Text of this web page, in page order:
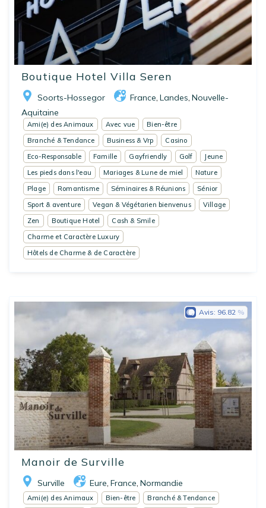
Boutique Hotel Villa Seren
Soorts-Hossegor France, Landes, Nouvelle-
Aquitaine
Ami(e) des Animaux Avec vue
Bien-être
Branché & Tendance
Business & Vrp
Casino
Eco-Responsable
Famille Gayfriendly Golf
Jeune
Les pieds dans l'eau
Mariages & Lune de miel
Nature
Plage
Romantisme Séminaires & Réunions
Sénior
Sport & aventure
Vegan & Végétarien bienvenus
Village
Zen
Boutique Hotel
Cash & Smile
Charme et Caractère Luxury
Hôtels de Charme & de Caractère
Manoir de Surville
Surville Eure, France, Normandie
Avis: 96.82
Ami(e) des Animaux Bien-être
Branché & Tendance